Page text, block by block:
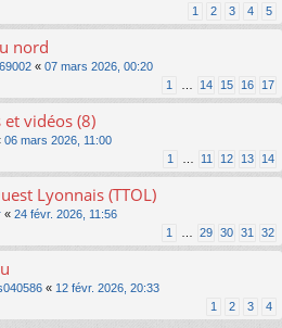
1 2 3 4 5
nord
« 07 mars 2026, 00:20
1 14 15 16 17
vidéos (8)
06 mars 2026, 11:00
1 11 12 13 14
Lyonnais (TTOL)
« 24 févr. 2026, 11:56
1 29 30 31 32
« 12 févr. 2026, 20:33
1 2 3 4